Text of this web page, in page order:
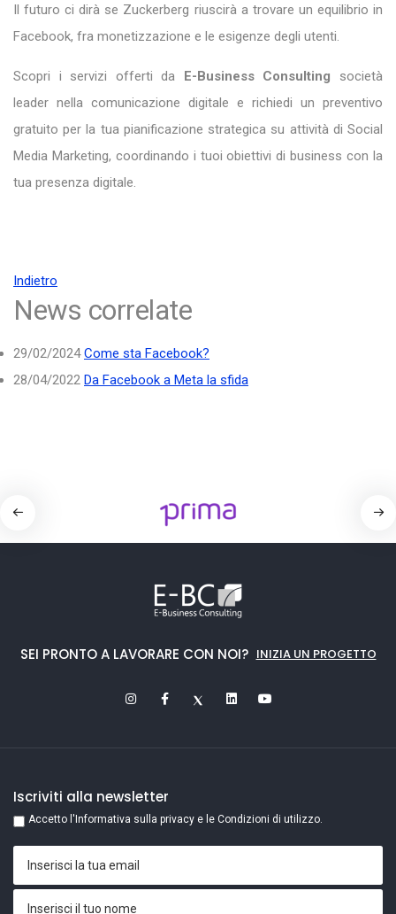
Il futuro ci dirà se Zuckerberg riuscirà a trovare un equilibrio in
Facebook, fra monetizzazione e le esigenze degli utenti.
Scopri i servizi offerti da E-Business Consulting società
leader nella comunicazione digitale e richiedi un preventivo
gratuito per la tua pianificazione strategica su attività di Social
Media Marketing, coordinando i tuoi obiettivi di business con la
tua presenza digitale.
Indietro
News correlate
29/02/2024 Come sta Facebook?
28/04/2022 Da Facebook a Meta la sfida
SEI PRONTO A LAVORARE CON NOI? INIZIA UN PROGETTO
Iscriviti alla newsletter
Accetto l'Informativa sulla privacy e le Condizioni di utilizzo.